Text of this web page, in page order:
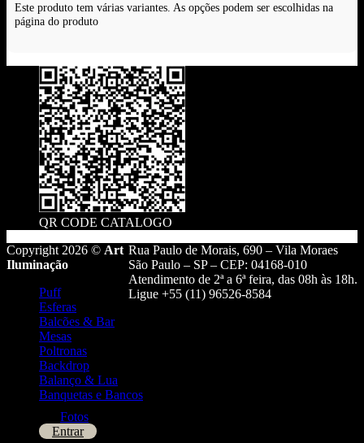
Este produto tem várias variantes. As opções podem ser escolhidas na
página do produto
QR CODE CATALOGO
Rua Paulo de Morais, 690 – Vila Moraes
São Paulo – SP – CEP: 04168-010
Atendimento de 2ª a 6ª feira, das 08h às 18h.
Ligue +55 (11) 96526-8584
Copyright 2026 © Art
Iluminação
Puff
Esferas
Balcões & Bar
Mesas
Poltronas
Backdrop
Balanço & Lua
Banquetas e Bancos
Fotos
Entrar